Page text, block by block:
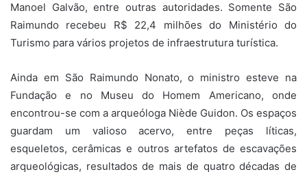
Manoel Galvão, entre outras autoridades. Somente São
Raimundo recebeu R$ 22,4 milhões do Ministério do
Turismo para vários projetos de infraestrutura turística.
Ainda em São Raimundo Nonato, o ministro esteve na
Fundação e no Museu do Homem Americano, onde
encontrou-se com a arqueóloga Niède Guidon. Os espaços
guardam um valioso acervo, entre peças líticas,
esqueletos, cerâmicas e outros artefatos de escavações
arqueológicas, resultados de mais de quatro décadas de